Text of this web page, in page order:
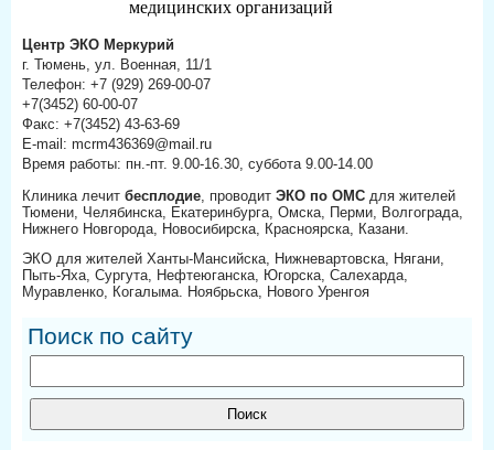
Центр ЭКО Меркурий
г. Тюмень, ул. Военная, 11/1
Телефон: +7 (929) 269-00-07
+7(3452) 60-00-07
Факс: +7(3452) 43-63-69
E-mail: mcrm436369@mail.ru
Время работы: пн.-пт. 9.00-16.30, суббота 9.00-14.00
Клиника лечит бесплодие , проводит ЭКО по ОМС для жителей
Тюмени, Челябинска, Екатеринбурга, Омска, Перми, Волгограда,
Нижнего Новгорода, Новосибирска, Красноярска, Казани.
ЭКО для жителей Ханты-Мансийска, Нижневартовска, Нягани,
Пыть-Яха, Сургута, Нефтеюганска, Югорска, Салехарда,
Муравленко, Когалыма. Ноябрьска, Нового Уренгоя
Поиск по сайту